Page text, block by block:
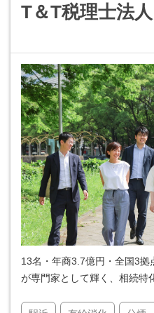
T＆T税理士法
13名・年商3.7億円・全国3拠
が専門家として輝く、相続特